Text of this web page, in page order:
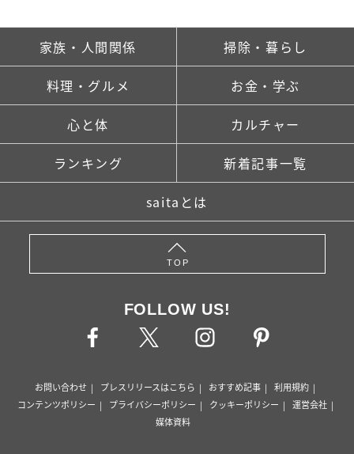
家族・人間関係 掃除・暮らし
料理・グルメ お金・学ぶ
心と体 カルチャー
ランキング 新着記事一覧
saitaとは
TOP
FOLLOW US!
お問い合わせ プレスリリースはこちら おすすめ記事
利用規約
コンテンツポリシー
プライバシーポリシー クッキーポリシー
運営会社
媒体資料